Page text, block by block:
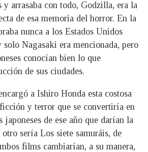
y arrasaba con todo, Godzilla, era la
de esa memoria del horror. En la
nunca a los Estados Unidos
Nagasaki era mencionada, pero
conocían bien lo que
de sus ciudades.
a Ishiro Honda esta costosa
y terror que se convertiría en
de ese año que darían la
sería Los siete samuráis, de
films cambiarían, a su manera,